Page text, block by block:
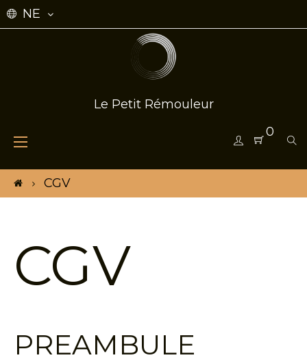
NE
Le Petit Rémouleur
0
Toggle
☰
CGV
CGV
PREAMBULE